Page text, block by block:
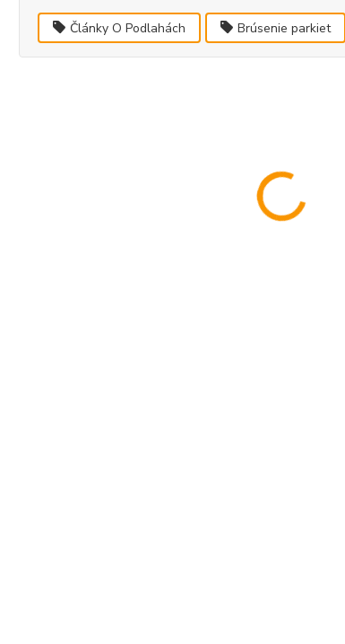
Články O Podlahách Brúsenie parkiet